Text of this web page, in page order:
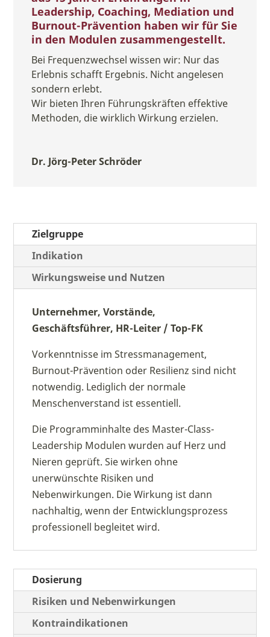
Leadership, Coaching, Mediation und
Burnout-Prävention haben wir für Sie
in den Modulen zusammengestellt.
Bei Frequenzwechsel wissen wir: Nur das
Erlebnis schafft Ergebnis. Nicht angelesen
sondern erlebt.
Wir bieten Ihren Führungskräften effektive
Methoden, die wirklich Wirkung erzielen.
Dr. Jörg-Peter Schröder
Zielgruppe
Indikation
Wirkungsweise und Nutzen
Unternehmer, Vorstände,
Geschäftsführer, HR-Leiter / Top-FK
Vorkenntnisse im Stressmanagement,
Burnout-Prävention oder Resilienz sind nicht
notwendig. Lediglich der normale
Menschenverstand ist essentiell.
Die Programminhalte des Master-Class-
Leadership Modulen wurden auf Herz und
Nieren geprüft. Sie wirken ohne
unerwünschte Risiken und
Nebenwirkungen. Die Wirkung ist dann
nachhaltig, wenn der Entwicklungsprozess
professionell begleitet wird.
Dosierung
Risiken und Nebenwirkungen
Kontraindikationen